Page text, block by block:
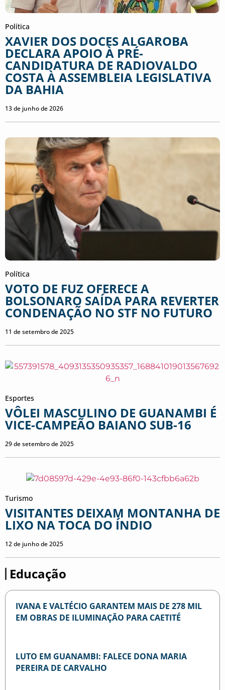
Política
XAVIER DOS DOCES ALGAROBA
DECLARA APOIO À PRÉ-
CANDIDATURA DE RADIOVALDO
COSTA À ASSEMBLEIA LEGISLATIVA
DA BAHIA
13 de junho de 2026
Política
VOTO DE FUZ OFERECE A
BOLSONARO SAÍDA PARA REVERTER
CONDENAÇÃO NO STF NO FUTURO
11 de setembro de 2025
Esportes
VÔLEI MASCULINO DE GUANAMBI É
VICE-CAMPEÃO BAIANO SUB-16
29 de setembro de 2025
Turismo
VISITANTES DEIXAM MONTANHA DE
LIXO NA TOCA DO ÍNDIO
12 de junho de 2025
Educação
IVANA E VALTÉCIO GARANTEM MAIS DE 278 MIL
EM OBRAS DE ILUMINAÇÃO PARA CAETITÉ
LUTO EM GUANAMBI: FALECE DONA MARIA
PEREIRA DE CARVALHO